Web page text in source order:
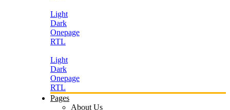
Light
Dark
Onepage
RTL
Light
Dark
Onepage
RTL
Pages
About Us